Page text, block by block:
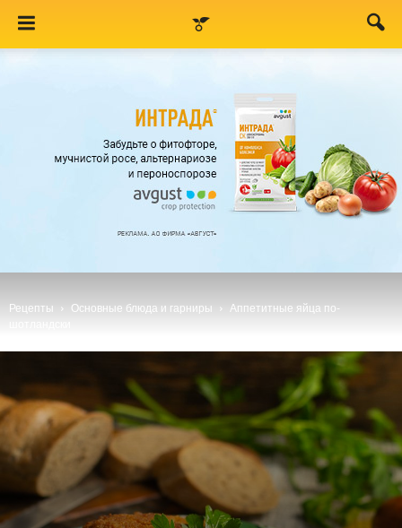
Рецепты Основные блюда и гарниры
Аппетитные яйца по-